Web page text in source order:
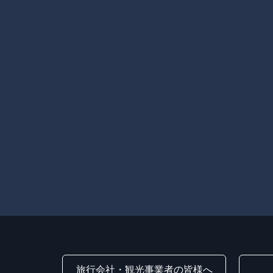
旅行会社・観光事業者の皆様へ